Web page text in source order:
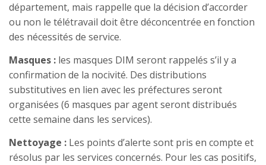
département, mais rappelle que la décision d’accorder
ou non le télétravail doit être déconcentrée en fonction
des nécessités de service.
Masques : les masques DIM seront rappelés s’il y a
confirmation de la nocivité. Des distributions
substitutives en lien avec les préfectures seront
organisées (6 masques par agent seront distribués
cette semaine dans les services).
Nettoyage : Les points d’alerte sont pris en compte et
résolus par les services concernés. Pour les cas positifs,